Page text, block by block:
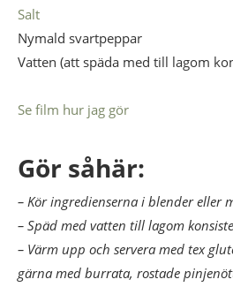
Salt
Nymald svartpeppar
Vatten (att späda med till lagom
Se film hur jag gör
Gör såhär:
– Kör ingredienserna i blender eller
– Späd med vatten till lagom
– Värm upp och servera med tex
gärna med burrata, rostade